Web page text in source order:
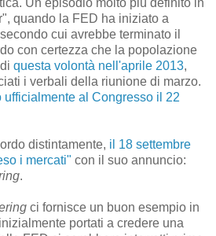
Un episodio molto più definito in
quando la FED ha iniziato a
cui avrebbe terminato il
con certezza che la popolazione
questa volontà nell'aprile 2013,
i verbali della riunione di marzo.
ufficialmente al Congresso il 22
distintamente, il 18 settembre
i mercati" con il suo annuncio:
.
ci fornisce un buon esempio in
portati a credere una